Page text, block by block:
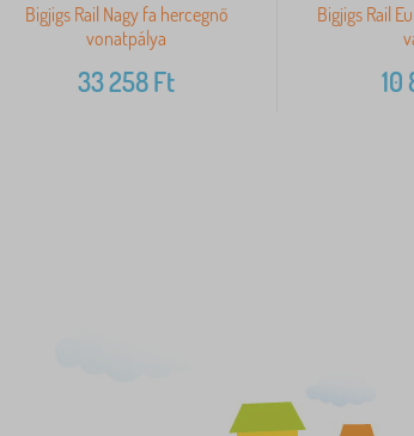
Bigjigs Rail Nagy fa hercegnő
vonatpálya
33 258Ft
Bigjigs Rail
10